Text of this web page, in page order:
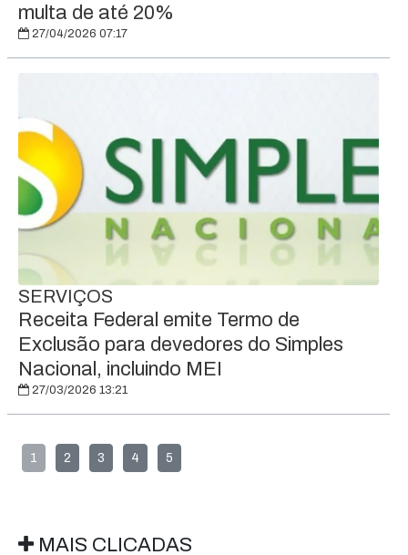
multa de até 20%
27/04/2026 07:17
SERVIÇOS
Receita Federal emite Termo de
Exclusão para devedores do Simples
Nacional, incluindo MEI
27/03/2026 13:21
1 2 3 4 5
MAIS CLICADAS